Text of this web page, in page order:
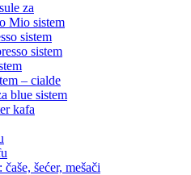
za
Mio sistem
sistem
sistem
– cialde
blue sistem
kafa
šećer, mešači